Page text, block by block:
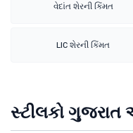
વેદાંત શેરની કિંમત
LIC શેરની કિંમત
સ્ટીલકો ગુજરાત